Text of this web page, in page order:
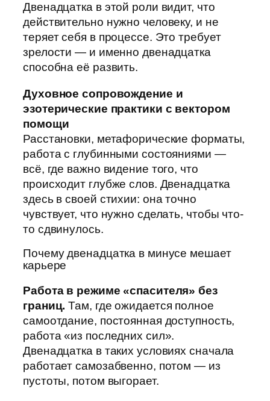
Двенадцатка в этой роли видит, что
действительно нужно человеку, и не
теряет себя в процессе. Это требует
зрелости — и именно двенадцатка
способна её развить.
Духовное сопровождение и
эзотерические практики с вектором
помощи
Расстановки, метафорические форматы,
работа с глубинными состояниями —
всё, где важно видение того, что
происходит глубже слов. Двенадцатка
здесь в своей стихии: она точно
чувствует, что нужно сделать, чтобы что-
то сдвинулось.
Почему двенадцатка в минусе мешает
карьере
Работа в режиме «спасителя» без
границ. Там, где ожидается полное
самоотдание, постоянная доступность,
работа «из последних сил».
Двенадцатка в таких условиях сначала
работает самозабвенно, потом — из
пустоты, потом выгорает.